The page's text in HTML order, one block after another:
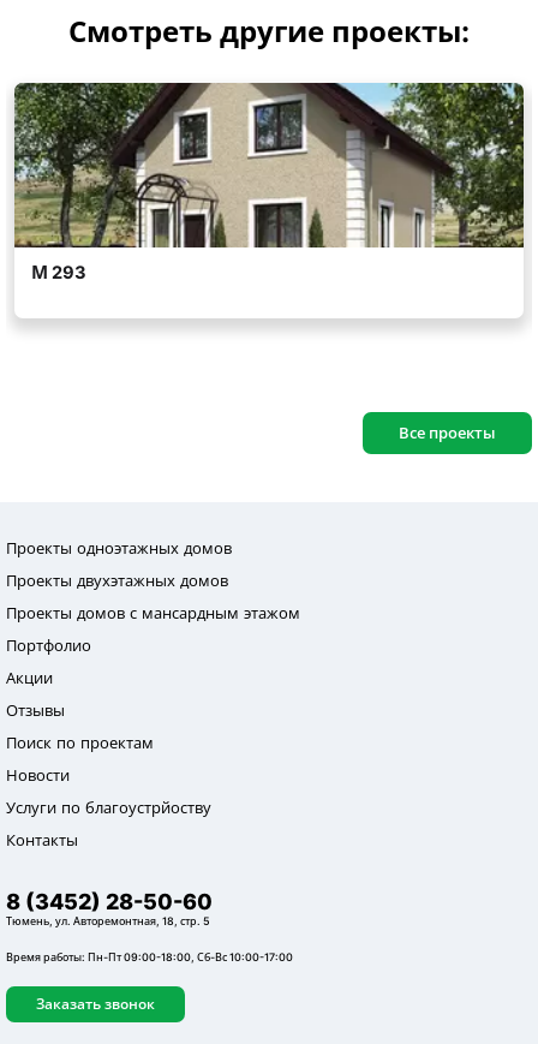
Смотреть другие проекты:
Все проекты
Проекты одноэтажных домов
Проекты двухэтажных домов
Проекты домов с мансардным этажом
Портфолио
Акции
Отзывы
Поиск по проектам
Новости
Услуги по благоустрйоству
Контакты
8 (3452) 28-50-60
Тюмень, ул. Авторемонтная, 18, стр. 5
Время работы: Пн-Пт 09:00-18:00, Сб-Вс 10:00-17:00
Заказать звонок